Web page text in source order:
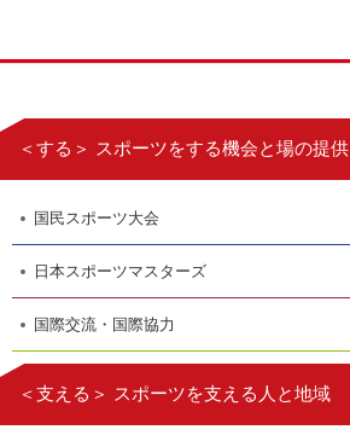
＜する＞ スポーツをする機会と場の提供
国民スポーツ大会
日本スポーツマスターズ
国際交流・国際協力
＜支える＞ スポーツを支える人と地域